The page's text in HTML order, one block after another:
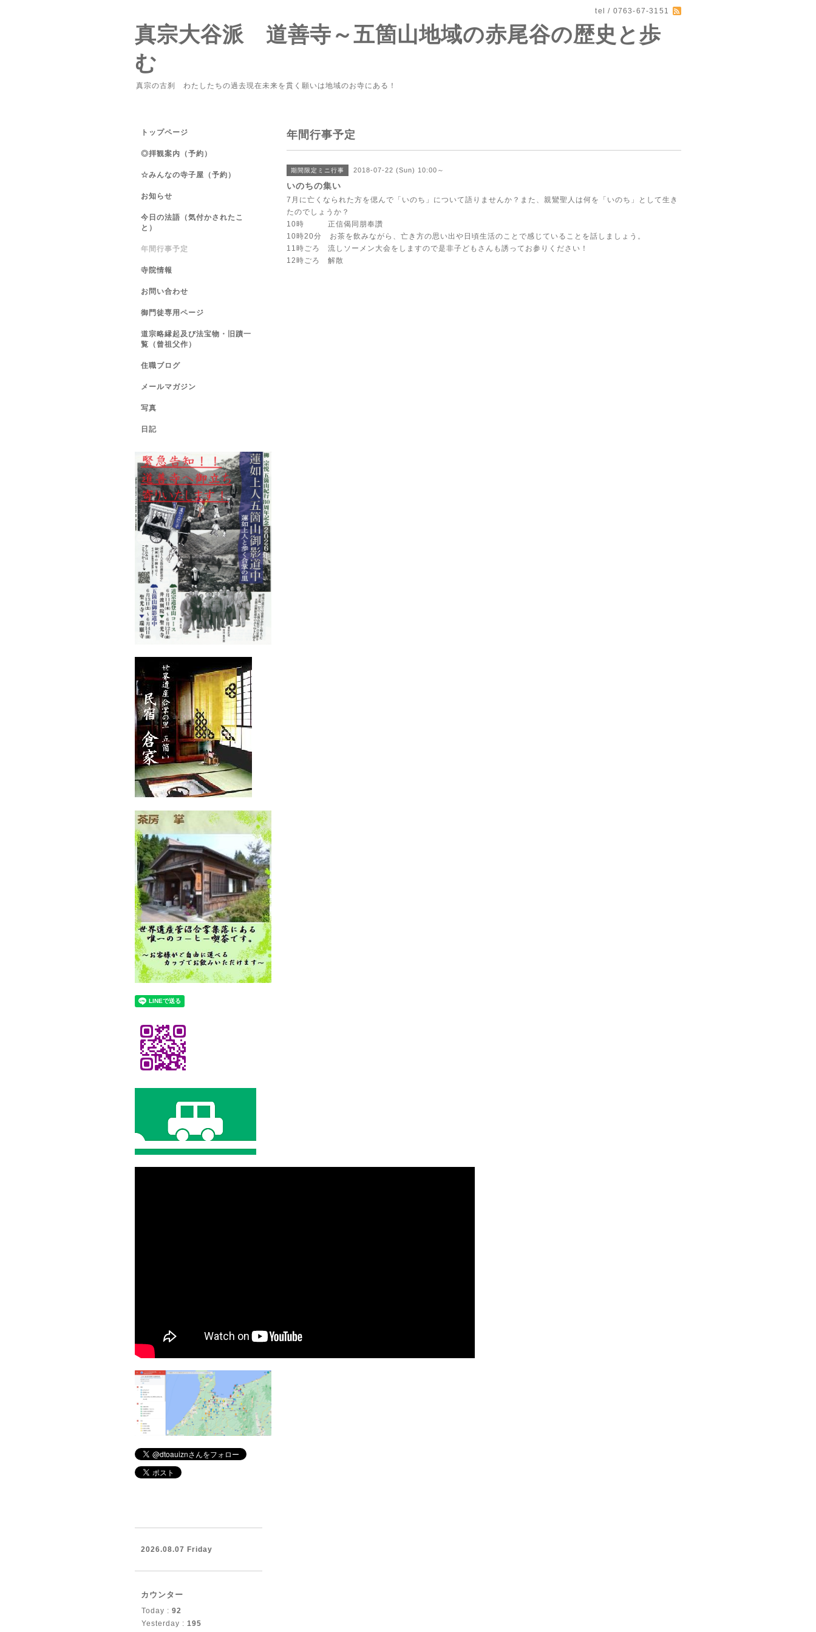
tel / 0763-67-3151
真宗大谷派 道善寺～五箇山地域の赤尾谷の歴史と歩
む
真宗の古刹 わたしたちの過去現在未来を貫く願いは地域のお寺にある！
年間行事予定
期間限定ミニ行事 2018-07-22 (Sun) 10:00～
いのちの集い
7月に亡くなられた方を偲んで「いのち」について語りませんか？また、親鸞聖人は何を「いのち」として生き
たのでしょうか？
10時 正信偈同朋奉讚
10時20分 お茶を飲みながら、亡き方の思い出や日頃生活のことで感じていることを話しましょう。
11時ごろ 流しソーメン大会をしますので是非子どもさんも誘ってお参りください！
12時ごろ 解散
トップページ
◎拝観案内（予約）
☆みんなの寺子屋（予約）
お知らせ
今日の法語（気付かされたこ
と）
年間行事予定
寺院情報
お問い合わせ
御門徒専用ページ
道宗略縁起及び法宝物・旧蹟一
覧（曾祖父作）
住職ブログ
メールマガジン
写真
日記
2026.08.07 Friday
カウンター
Today : 92
Yesterday : 195